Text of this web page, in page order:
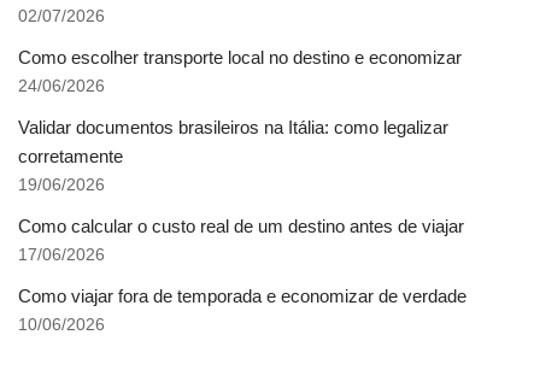
02/07/2026
Como escolher transporte local no destino e economizar
24/06/2026
Validar documentos brasileiros na Itália: como legalizar
corretamente
19/06/2026
Como calcular o custo real de um destino antes de viajar
17/06/2026
Como viajar fora de temporada e economizar de verdade
10/06/2026